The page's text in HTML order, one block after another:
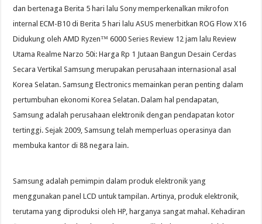
dan bertenaga Berita 5 hari lalu Sony memperkenalkan mikrofon
internal ECM-B10 di Berita 5 hari lalu ASUS menerbitkan ROG Flow X16
Didukung oleh AMD Ryzen™ 6000 Series Review 12 jam lalu Review
Utama Realme Narzo 50i: Harga Rp 1 Jutaan Bangun Desain Cerdas
Secara Vertikal Samsung merupakan perusahaan internasional asal
Korea Selatan. Samsung Electronics memainkan peran penting dalam
pertumbuhan ekonomi Korea Selatan. Dalam hal pendapatan,
Samsung adalah perusahaan elektronik dengan pendapatan kotor
tertinggi. Sejak 2009, Samsung telah memperluas operasinya dan
membuka kantor di 88 negara lain.
Samsung adalah pemimpin dalam produk elektronik yang
menggunakan panel LCD untuk tampilan. Artinya, produk elektronik,
terutama yang diproduksi oleh HP, harganya sangat mahal. Kehadiran